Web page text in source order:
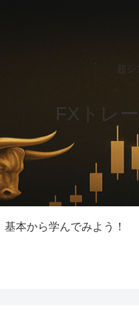
超
FXトレ
基本から学んでみよう！